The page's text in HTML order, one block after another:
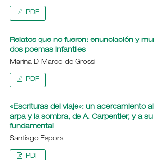
PDF
Relatos que no fueron: enunciación y
dos poemas infantiles
Marina Di Marco de Grossi
PDF
«Escrituras del viaje»: un acercamiento
arpa y la sombra, de A. Carpentier, y a
fundamental
Santiago Espora
PDF